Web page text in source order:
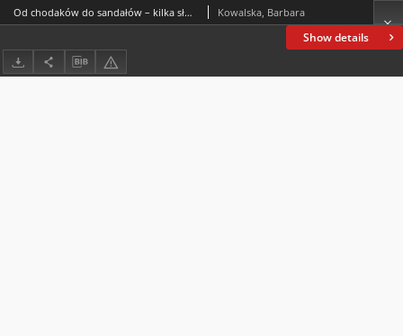
Show details
Od chodaków do sandałów – kilka słów o ewolucji średniowiecznych kronikarskich opowieści Kowalska, Barbara